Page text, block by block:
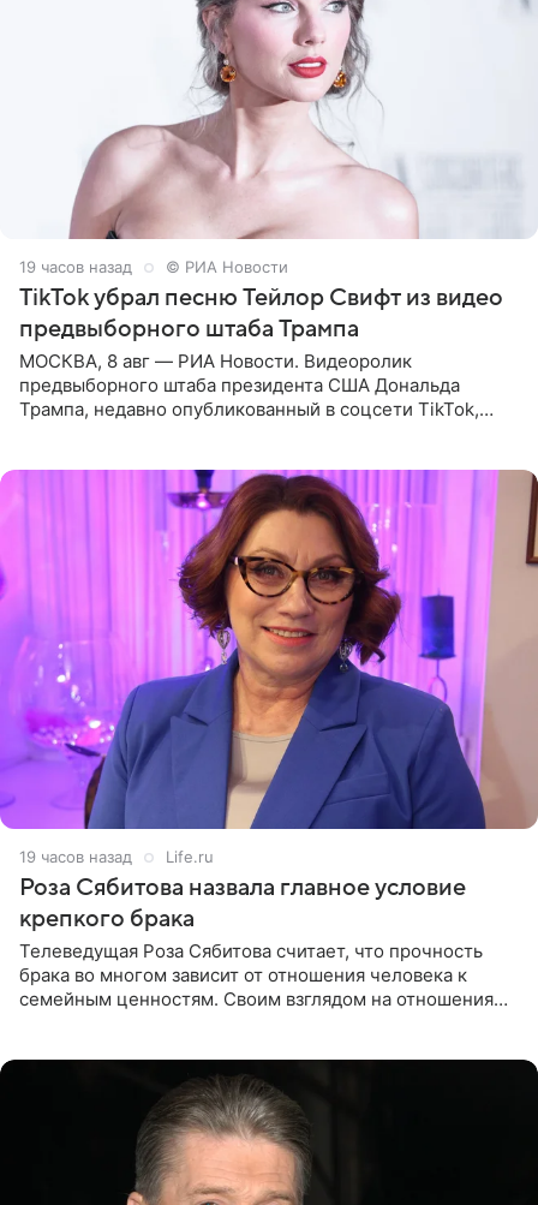
19 часов назад © РИА Новости
TikTok убрал песню Тейлор Свифт из видео
предвыборного штаба Трампа
МОСКВА, 8 авг — РИА Новости. Видеоролик
предвыборного штаба президента США Дональда
Трампа, недавно опубликованный в соцсети TikTok,
19 часов назад Life.ru
Роза Сябитова назвала главное условие
крепкого брака
Телеведущая Роза Сябитова считает, что прочность
брака во многом зависит от отношения человека к
семейным ценностям. Своим взглядом на отношения